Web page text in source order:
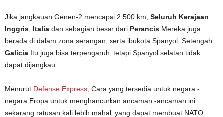
Jika jangkauan Genen-2 mencapai 2.500 km, Seluruh Kerajaan
Inggris Italia dan sebagian besar dari Perancis Mereka juga
berada di dalam zona serangan, serta ibukota Spanyol. Setengah
Galicia Itu juga bisa terpengaruh, tetapi Spanyol selatan tidak
dapat dijangkau.
Menurut Defense Express, Cara yang tersedia untuk negara -
negara Eropa untuk menghancurkan ancaman -ancaman ini
sekarang ratusan kali lebih mahal, yang dapat membuat NATO